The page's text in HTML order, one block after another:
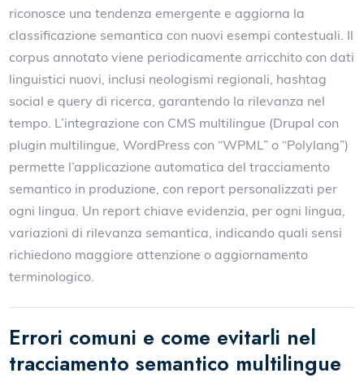
riconosce una tendenza emergente e aggiorna la
classificazione semantica con nuovi esempi contestuali. Il
corpus annotato viene periodicamente arricchito con dati
linguistici nuovi, inclusi neologismi regionali, hashtag
social e query di ricerca, garantendo la rilevanza nel
tempo. L’integrazione con CMS multilingue (Drupal con
plugin multilingue, WordPress con “WPML” o “Polylang”)
permette l’applicazione automatica del tracciamento
semantico in produzione, con report personalizzati per
ogni lingua. Un report chiave evidenzia, per ogni lingua,
variazioni di rilevanza semantica, indicando quali sensi
richiedono maggiore attenzione o aggiornamento
terminologico.
Errori comuni e come evitarli nel
tracciamento semantico multilingue